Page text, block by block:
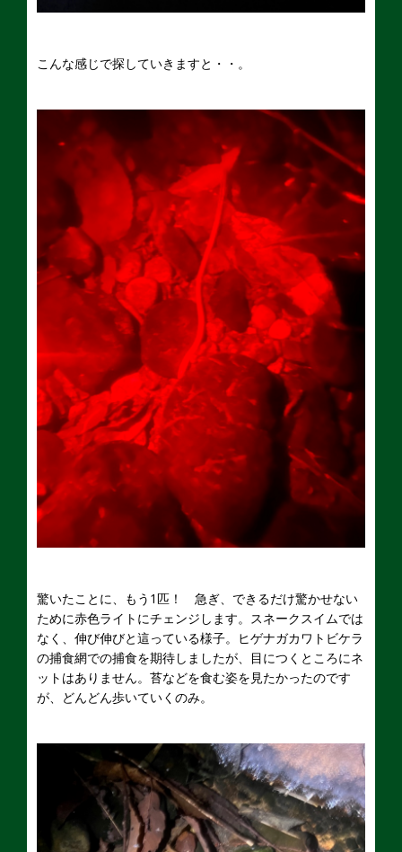
こんな感じで探していきますと・・。
驚いたことに、もう1匹！ 急ぎ、できるだけ驚かせない
ために赤色ライトにチェンジします。スネークスイムでは
なく、伸び伸びと這っている様子。ヒゲナガカワトビケラ
の捕食網での捕食を期待しましたが、目につくところにネ
ットはありません。苔などを食む姿を見たかったのです
が、どんどん歩いていくのみ。